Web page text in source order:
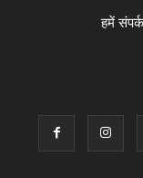
हमें